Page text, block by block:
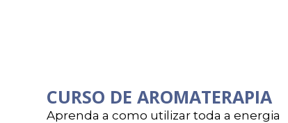
CURSO DE AROMATERAPIA
Aprenda a como utilizar toda a energia